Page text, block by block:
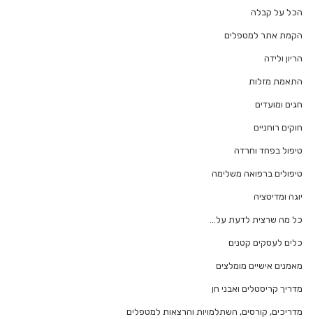
הכל על קבלה
הקמת אתר למטפלים
הריון ולידה
התאמת מזלות
חגים ומועדים
חוקים רוחניים
טיפול בפחד וחרדה
טיפולים ברפואה משלימה
יוגה ומדיטציה
כל מה שרצית לדעת על…
כלים לעסקים קטנים
מאמנים אישיים מומלצים
מדריך קריסטלים ואבני חן
מדריכים, קורסים, השתלמויות והרצאות למטפלים